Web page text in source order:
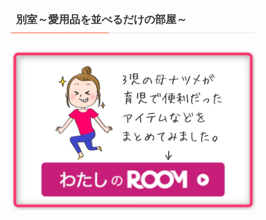
別室～愛用品を並べるだけの部屋～